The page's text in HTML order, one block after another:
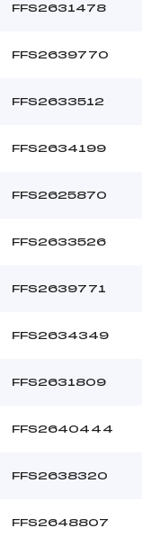
BEAU
FFS2631478
FFS2639770
FFS2633512
FFS2634199
FFS2625870
FFS2633526
FFS2639771
FFS2634349
FFS2631809
FFS2640444
FFS2638320
FFS2648807